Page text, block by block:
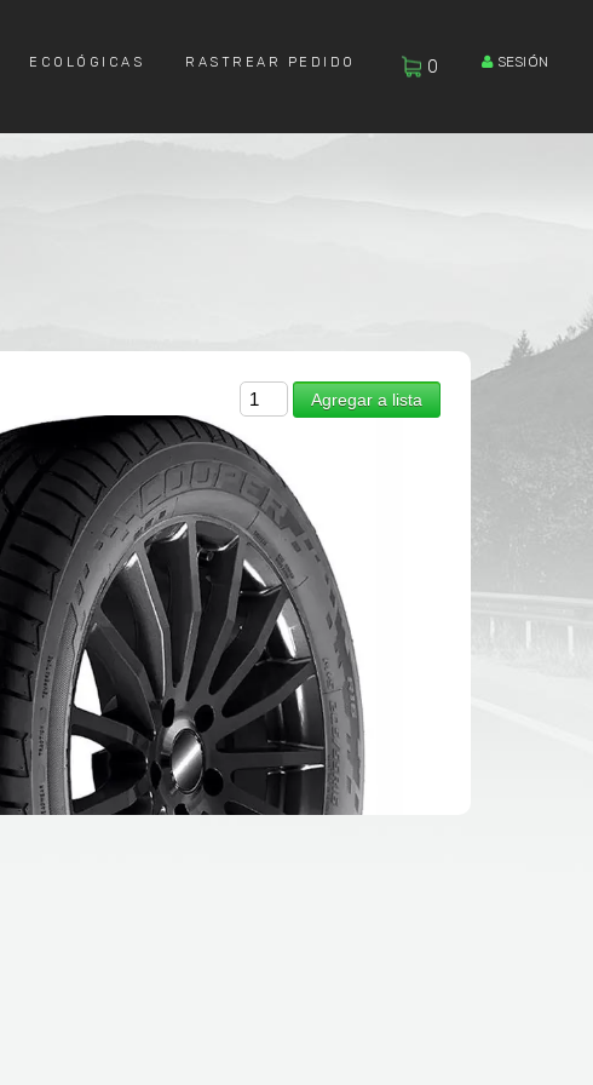
ECOLÓGICAS RASTREAR PEDIDO 0 SESIÓN
Agregar a lista